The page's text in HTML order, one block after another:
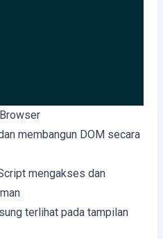
(javascript
membangun DOM secara
mengakses dan
terlihat pada tampilan